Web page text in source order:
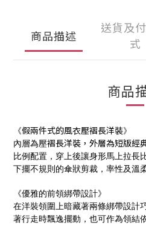
商品描述
送貨及
式
商品
《假兩件式的風衣壓褶長洋裝》
內層為壓褶長洋裝，外層為短版經
比例配置，穿上後讓身形馬上拉長
下擺不規則的傘狀剪裁，率性及溫
《優雅的前領綁帶設計》
在洋裝領圍上暗藏著兩條綁帶設計
著行走時飄逸擺動，也可作為領結